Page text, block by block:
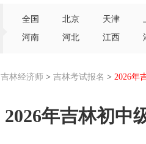
全国 北京 天津
河南
河北 江西
吉林经济师 > 吉林考试报名 > 2026年
2026年吉林初中